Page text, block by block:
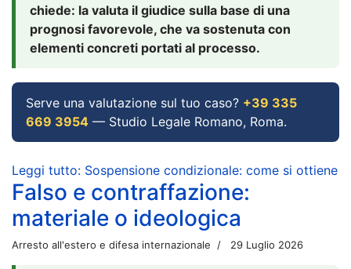
chiede: la valuta il giudice sulla base di una
prognosi favorevole, che va sostenuta con
elementi concreti portati al processo.
Serve una valutazione sul tuo caso? +39 335
669 3954 — Studio Legale Romano, Roma.
Leggi tutto: Sospensione condizionale: come si ottiene
Falso e contraffazione:
materiale o ideologica
Arresto all'estero e difesa internazionale 29 Luglio 2026